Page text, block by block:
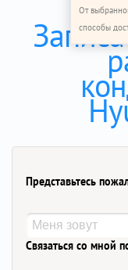
От
способы
Представьтесь
Связаться со мной